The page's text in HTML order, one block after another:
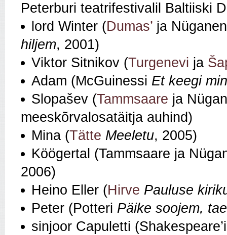
Peterburi teatrifestivalil Baltiiski
lord Winter (Dumas’ ja
hiljem, 2001)
Viktor Sitnikov (Turgenevi ja
Adam (McGuinessi Et keegi
Slopašev (Tammsaare ja
meeskõrvalosatäitja auhind)
Mina (Tätte Meeletu, 2005)
Köögertal (Tammsaare ja
2006)
Heino Eller (Hirve Pauluse
Peter (Potteri Päike soojem,
sinjoor Capuletti